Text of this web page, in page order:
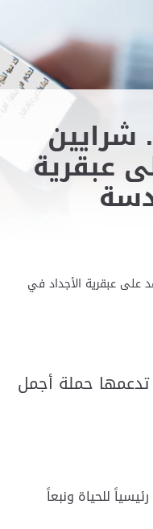
شرايين
عبقرية
على عبقرية الأجداد في
حملة أجمل
للحياة ونبعاً